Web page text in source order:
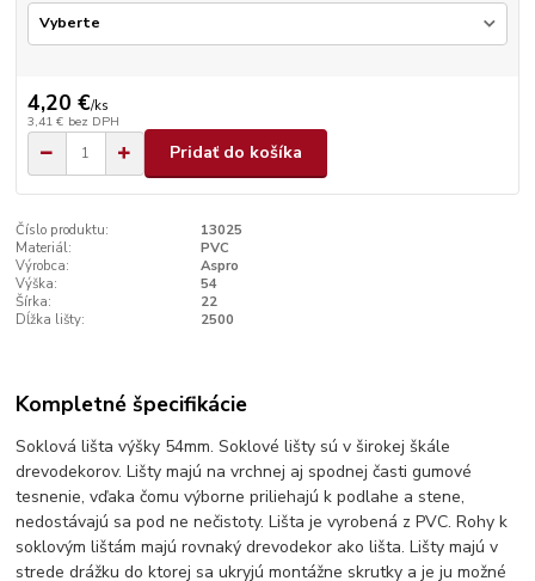
4,20 €/ks
3,41 € bez DPH
Pridať do košíka
Číslo produktu:
13025
Materiál:
PVC
Výrobca:
Aspro
Výška:
54
Šírka:
22
Dĺžka lišty:
2500
Kompletné špecifikácie
Soklová lišta výšky 54mm. Soklové lišty sú v širokej škále
drevodekorov. Lišty majú na vrchnej aj spodnej časti gumové
tesnenie, vďaka čomu výborne priliehajú k podlahe a stene,
nedostávajú sa pod ne nečistoty. Lišta je vyrobená z PVC. Rohy k
soklovým lištám majú rovnaký drevodekor ako lišta. Lišty majú v
strede drážku do ktorej sa ukryjú montážne skrutky a je ju možné